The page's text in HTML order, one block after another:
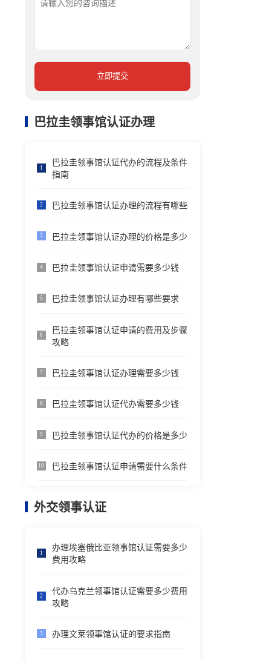
立即提交
巴拉圭领事馆认证办理
1
巴拉圭领事馆认证代办的流程及条件
指南
2 巴拉圭领事馆认证办理的流程有哪些
3 巴拉圭领事馆认证办理的价格是多少
4 巴拉圭领事馆认证申请需要多少钱
5 巴拉圭领事馆认证办理有哪些要求
6
巴拉圭领事馆认证申请的费用及步骤
攻略
7 巴拉圭领事馆认证办理需要多少钱
8 巴拉圭领事馆认证代办需要多少钱
9 巴拉圭领事馆认证代办的价格是多少
10 巴拉圭领事馆认证申请需要什么条件
外交领事认证
1
办理埃塞俄比亚领事馆认证需要多少
费用攻略
2
代办乌克兰领事馆认证需要多少费用
攻略
3 办理文莱领事馆认证的要求指南